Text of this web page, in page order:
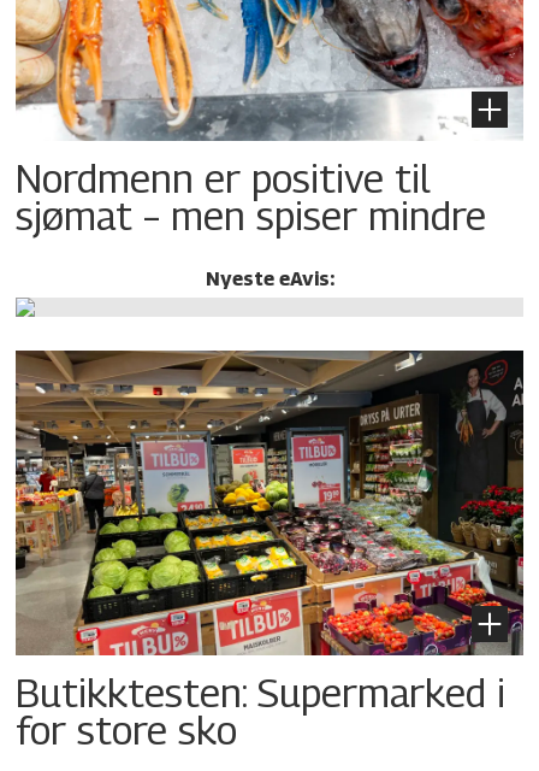
Nordmenn er positive til
sjømat – men spiser mindre
Nyeste eAvis:
Butikktesten: Supermarked i
for store sko